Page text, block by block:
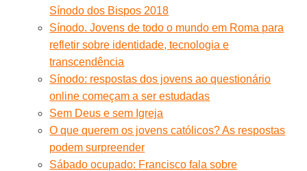
Sínodo dos Bispos 2018
Sínodo. Jovens de todo o mundo em Roma para
refletir sobre identidade, tecnologia e
transcendência
Sínodo: respostas dos jovens ao questionário
online começam a ser estudadas
Sem Deus e sem Igreja
O que querem os jovens católicos? As respostas
podem surpreender
Sábado ocupado: Francisco fala sobre